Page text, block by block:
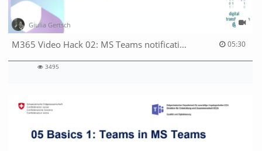
Giulia Gertsch
M365 Video Hack 02: MS Teams notifications settings part 1 05:30
05:30 duration
3495